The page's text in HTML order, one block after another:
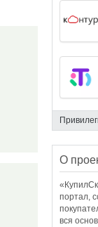
О
портал,
вся